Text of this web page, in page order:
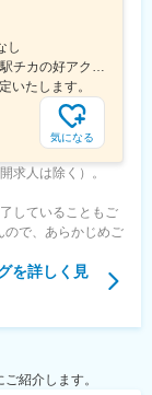
し
大阪府大阪市西区新町2-11-9 新町KDビル3F★駅チカの好アクセス！飲食店も豊富な人気エリアです♪★自転車通勤も可能【詳細・交通】■『西大橋駅』より徒歩4分■『西長堀駅』・『四ツ橋駅』より徒歩6分■『阿波座駅』より徒歩9分■『本町駅』・『心斎橋駅』より徒歩11分
いたします。
気になる
求人は除く）。
していることもご
ので、あらかじめご
を詳しく見
紹介します。